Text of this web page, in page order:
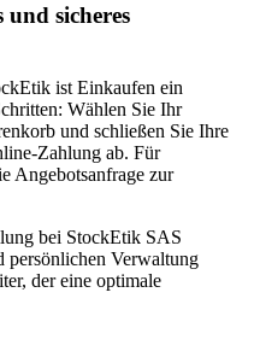
sicheres
ist Einkaufen ein
Wählen Sie Ihr
und schließen Sie Ihre
Zahlung ab. Für
Angebotsanfrage zur
bei StockEtik SAS
persönlichen Verwaltung
der eine optimale